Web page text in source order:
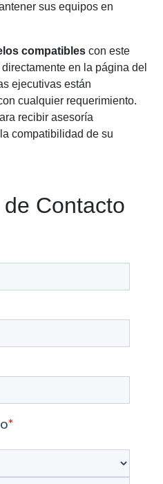
sus equipos en
compatibles con este
en la página del
ejecutivas están
cualquier requerimiento.
recibir asesoría
compatibilidad de su
Contacto